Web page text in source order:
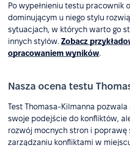
Po wypełnieniu testu pracownik
dominującym u niego stylu
sytuacjach, w których warto go
innych stylów. Zobacz
opracowaniem wyników.
Nasza ocena testu
Test Thomasa-Kilmanna
swoje podejście do konfliktów,
rozwój mocnych stron i poprawę
zarządzaniu konfliktami w